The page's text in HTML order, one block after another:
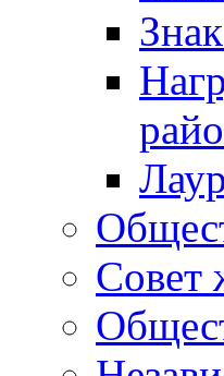
Совет